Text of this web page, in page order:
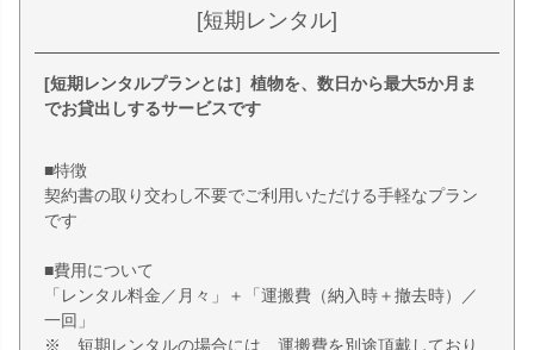
[短期レンタル]
[短期レンタルプランとは］植物を、数日から最大5か月ま
でお貸出しするサービスです
■特徴
契約書の取り交わし不要でご利用いただける手軽なプラン
です
■費用について
「レンタル料金／月々」＋「運搬費（納入時＋撤去時）／
一回」
※ 短期レンタルの場合には、運搬費を別途頂戴しており